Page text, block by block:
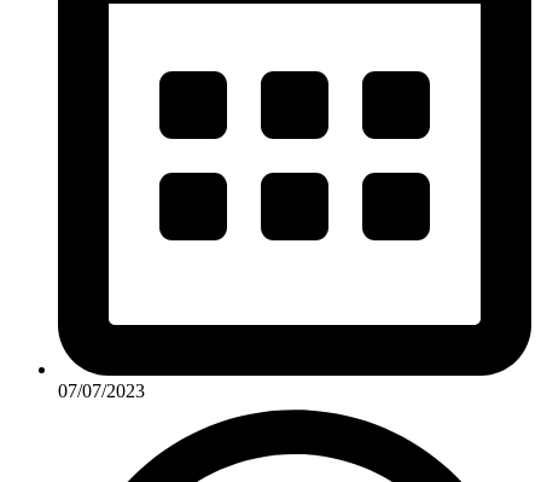
07/07/2023